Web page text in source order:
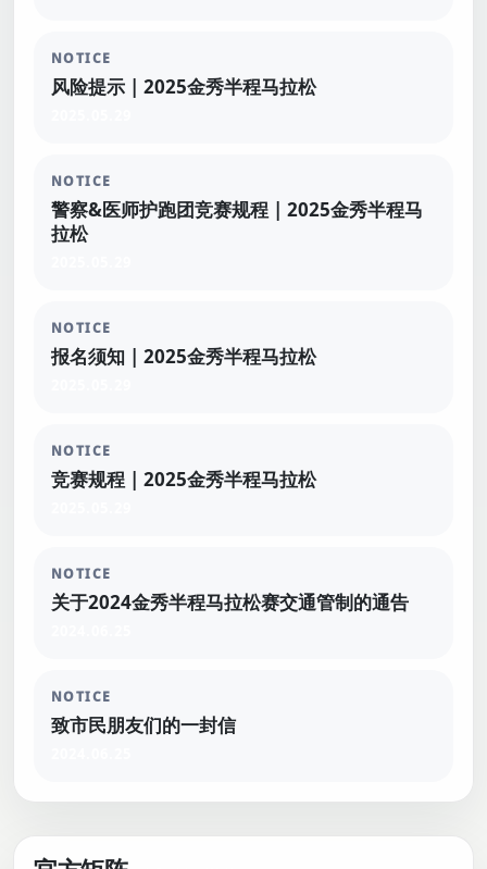
NOTICE
风险提示 | 2025金秀半程马拉松
NOTICE
警察&医师护跑团竞赛规程 | 2025金秀半程马
拉松
NOTICE
报名须知 | 2025金秀半程马拉松
NOTICE
竞赛规程 | 2025金秀半程马拉松
NOTICE
关于2024金秀半程马拉松赛交通管制的通告
NOTICE
致市民朋友们的一封信